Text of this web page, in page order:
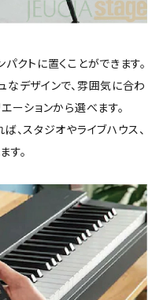
クトに置くことができます。
なデザインで、雰囲気に合わ
ーションから選べます。
、スタジオやライブハウス、
す。